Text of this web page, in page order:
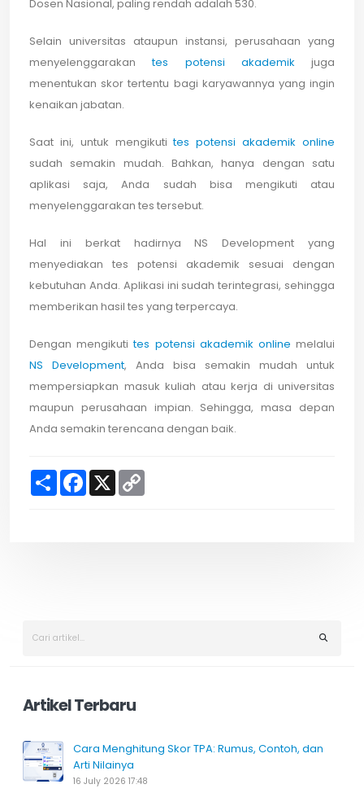
Dosen Nasional, paling rendah adalah 530.
Selain universitas ataupun instansi, perusahaan yang
menyelenggarakantes potensi akademik juga
menentukan skor tertentu bagi karyawannya yang ingin
kenaikan jabatan.
Saat ini, untuk mengikutites potensi akademik online
sudah semakin mudah. Bahkan, hanya dengan satu
aplikasi saja, Anda sudah bisa mengikuti atau
menyelenggarakan tes tersebut.
Hal ini berkat hadirnya NS Development yang
menyediakan tes potensi akademik sesuai dengan
kebutuhan Anda. Aplikasi ini sudah terintegrasi, sehingga
memberikan hasil tes yang terpercaya.
Dengan mengikutites potensi akademik online melalui
NS Development, Anda bisa semakin mudah untuk
mempersiapkan masuk kuliah atau kerja di universitas
maupun perusahaan impian. Sehingga, masa depan
Anda semakin terencana dengan baik.
S
F
X
Artikel Terbaru
Cara Menghitung Skor TPA: Rumus, Contoh, dan
Arti Nilainya
16 July 2026 17:48